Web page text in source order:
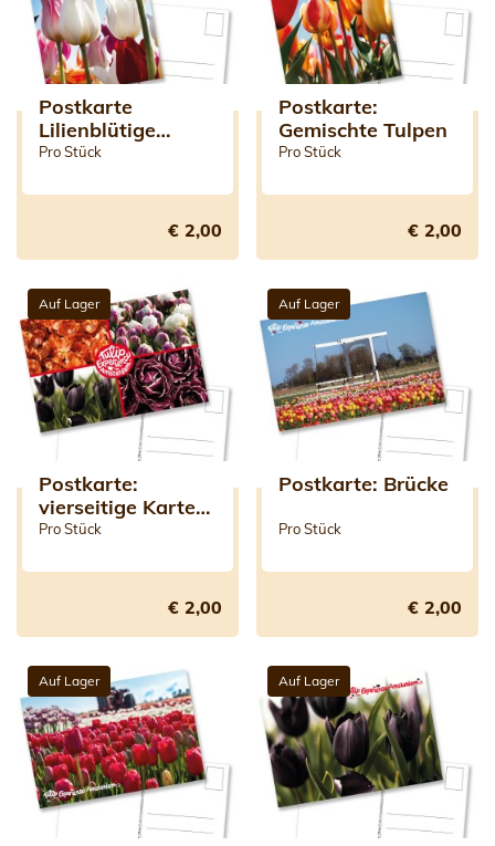
Postkarte
Lilienblütige
Tulpen
Pro Stück
€ 2,00
Postkarte:
Gemischte Tulpen
Pro Stück
€ 2,00
Auf Lager
Postkarte:
vierseitige Karte
mit Logo
Pro Stück
€ 2,00
Auf Lager
Postkarte: Brücke
Pro Stück
€ 2,00
Auf Lager Auf Lager